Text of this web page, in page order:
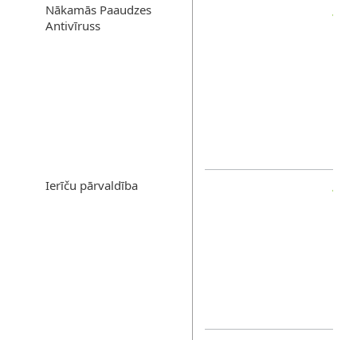
Nākamās Paaudzes
Antivīruss
Ierīču pārvaldība